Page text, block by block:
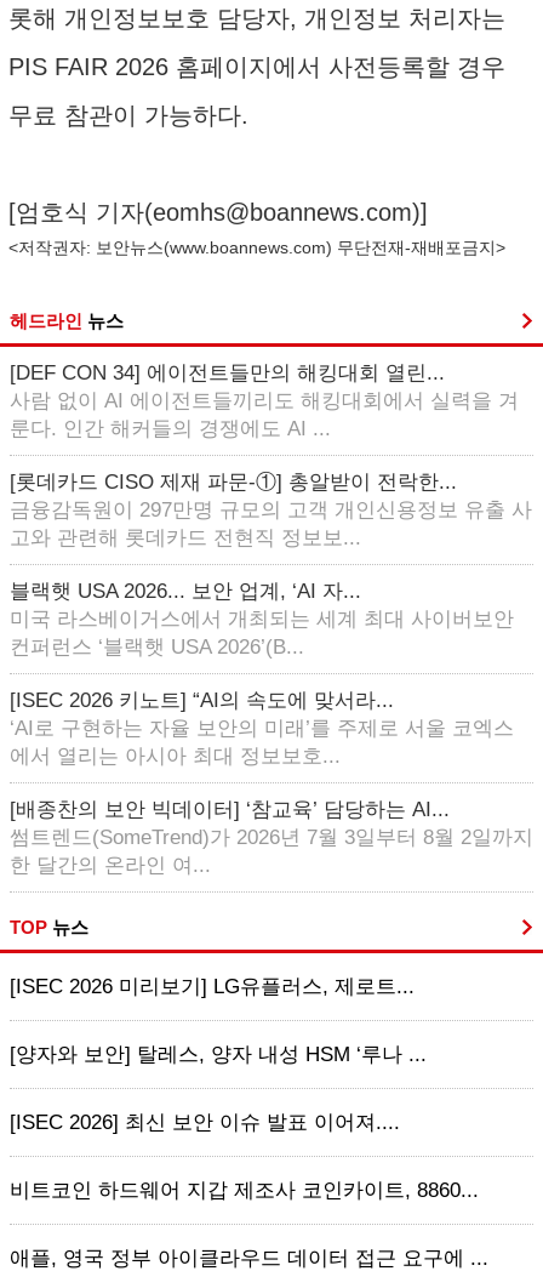
롯해 개인정보보호 담당자, 개인정보 처리자는
PIS FAIR 2026 홈페이지에서 사전등록할 경우
무료 참관이 가능하다.
[엄호식 기자(eomhs@boannews.com)]
<저작권자: 보안뉴스(www.boannews.com) 무단전재-재배포금지>
헤드라인 뉴스
[DEF CON 34] 에이전트들만의 해킹대회 열린...
사람 없이 AI 에이전트들끼리도 해킹대회에서 실력을 겨
룬다. 인간 해커들의 경쟁에도 AI ...
[롯데카드 CISO 제재 파문-①] 총알받이 전락한...
금융감독원이 297만명 규모의 고객 개인신용정보 유출 사
고와 관련해 롯데카드 전현직 정보보...
블랙햇 USA 2026... 보안 업계, ‘AI 자...
미국 라스베이거스에서 개최되는 세계 최대 사이버보안
컨퍼런스 ‘블랙햇 USA 2026’(B...
[ISEC 2026 키노트] “AI의 속도에 맞서라...
‘AI로 구현하는 자율 보안의 미래’를 주제로 서울 코엑스
에서 열리는 아시아 최대 정보보호...
[배종찬의 보안 빅데이터] ‘참교육’ 담당하는 AI...
썸트렌드(SomeTrend)가 2026년 7월 3일부터 8월 2일까지
한 달간의 온라인 여...
TOP 뉴스
[ISEC 2026 미리보기] LG유플러스, 제로트...
[양자와 보안] 탈레스, 양자 내성 HSM ‘루나 ...
[ISEC 2026] 최신 보안 이슈 발표 이어져....
비트코인 하드웨어 지갑 제조사 코인카이트, 8860...
애플, 영국 정부 아이클라우드 데이터 접근 요구에 ...